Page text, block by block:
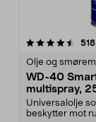
518
Olje og
WD-40
multispray,
Universalolje
beskytter mot
4.5 av 5